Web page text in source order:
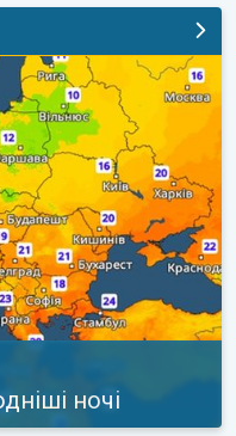
Дихати стане легше. . .
ночі